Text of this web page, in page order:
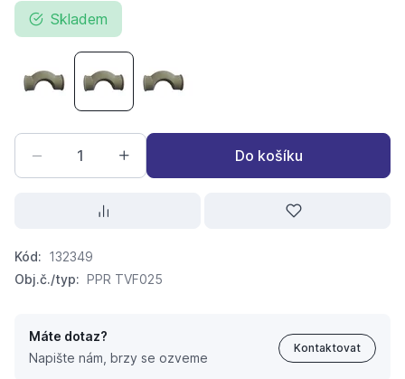
Skladem
křížení obloukové TVF0 20
křížení obloukové TVF0 25
křížení obloukové TVF0 32
Do košíku
Kód: 132349
Obj.č./typ: PPR TVF025
Máte dotaz?
Napište nám, brzy se ozveme
Kontaktovat